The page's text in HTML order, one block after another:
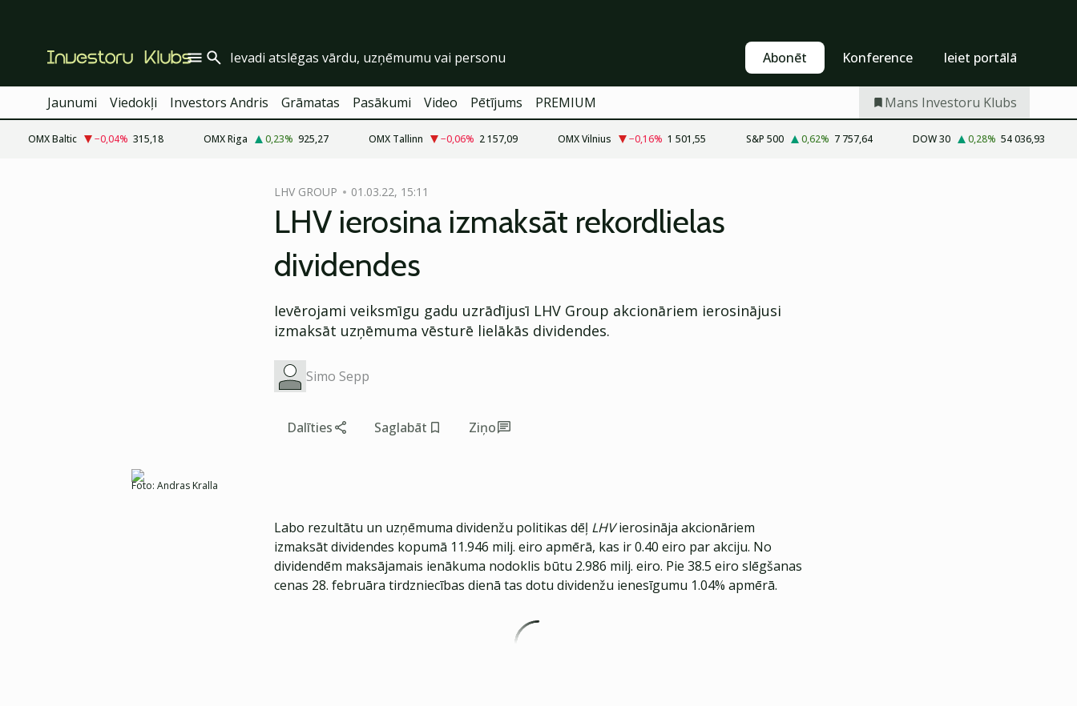
Abonēt Konference Ieiet portālā
Jaunumi Viedokļi Investors Andris Grāmatas Pasākumi Video Pētījums PREMIUM Mans Investoru Klubs
OMX Baltic −0,04% 315,18 OMX Riga 0,23% 925,27 OMX Tallinn −0,06% 2 157,09 OMX Vilnius −0,16% 1 501,55 S&P 500 0,62% 7 757,64 DOW 30 0,28% 54 036,93
LHV GROUP 01.03.22, 15:11
LHV ierosina izmaksāt rekordlielas
dividendes
Ievērojami veiksmīgu gadu uzrādījusī LHV Group akcionāriem ierosinājusi
izmaksāt uzņēmuma vēsturē lielākās dividendes.
Simo Sepp
Dalīties Saglabāt Ziņo
Foto: Andras Kralla
Labo rezultātu un uzņēmuma dividenžu politikas dēļ LHVierosināja akcionāriem
izmaksāt dividendes kopumā 11.946 milj. eiro apmērā, kas ir 0.40 eiro par akciju. No
dividendēm maksājamais ienākuma nodoklis būtu 2.986 milj. eiro. Pie 38.5 eiro slēgšanas
cenas 28. februāra tirdzniecības dienā tas dotu dividenžu ienesīgumu 1.04% apmērā.